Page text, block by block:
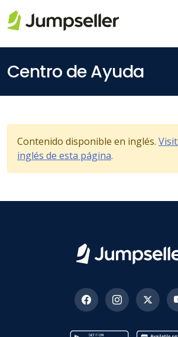
Centro de Ayuda
Contenido disponible en inglés.
inglés de esta página.